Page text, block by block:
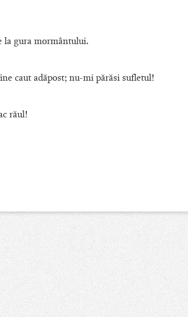
la gura mormântului.
caut adăpost; nu-mi părăsi sufletul!
răul!